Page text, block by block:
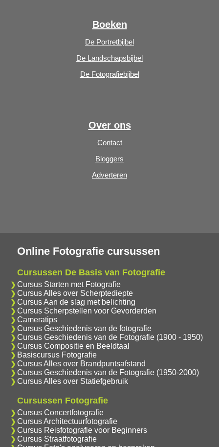
Boeken
De Portretbijbel
De Landschapsbijbel
De Fotografiebijbel
Over ons
Contact
Bloggers
Adverteren
Online Fotografie cursussen
Cursussen De Basis van Fotografie
Cursus Starten met Fotografie
Cursus Alles over Scherptediepte
Cursus Aan de slag met belichting
Cursus Scherpstellen voor Gevorderden
Cameratips
Cursus Geschiedenis van de fotografie
Cursus Geschiedenis van de Fotografie (1900 - 1950)
Cursus Compositie en Beeldtaal
Basiscursus Fotografie
Cursus Alles over Brandpuntsafstand
Cursus Geschiedenis van de Fotografie (1950-2000)
Cursus Alles over Statiefgebruik
Cursussen Fotografie
Cursus Concertfotografie
Cursus Architectuurfotografie
Cursus Reisfotografie voor Beginners
Cursus Straatfotografie